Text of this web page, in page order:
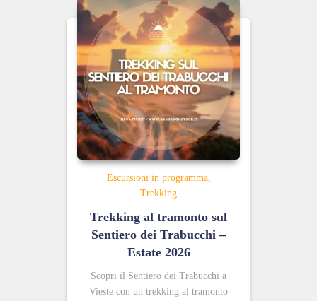
Escursioni in programma
Trekking
Trekking al tramonto sul
Sentiero dei Trabucchi –
Estate 2026
Scopri il Sentiero dei Trabucchi a
Vieste con un trekking al tramonto